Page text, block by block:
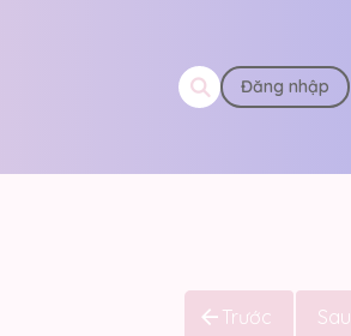
Đăng nhập
Trước Sau